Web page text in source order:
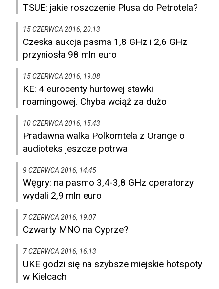
TSUE: jakie roszczenie Plusa do Petrotela?
15 CZERWCA 2016, 20:13
Czeska aukcja pasma 1,8 GHz i 2,6 GHz
przyniosła 98 mln euro
15 CZERWCA 2016, 19:08
KE: 4 eurocenty hurtowej stawki
roamingowej. Chyba wciąż za dużo
10 CZERWCA 2016, 15:43
Pradawna walka Polkomtela z Orange o
audioteks jeszcze potrwa
9 CZERWCA 2016, 14:45
Węgry: na pasmo 3,4-3,8 GHz operatorzy
wydali 2,9 mln euro
7 CZERWCA 2016, 19:07
Czwarty MNO na Cyprze?
7 CZERWCA 2016, 16:13
UKE godzi się na szybsze miejskie hotspoty
w Kielcach